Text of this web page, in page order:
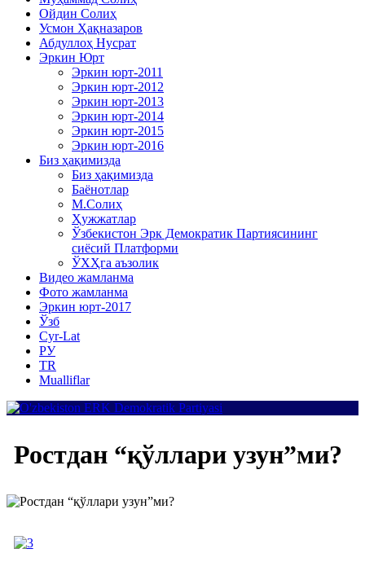
Ойдин Солиҳ
Усмон Ҳақназаров
Абдуллоҳ Нусрат
Эркин Юрт
Эркин юрт-2011
Эркин юрт-2012
Эркин юрт-2013
Эркин юрт-2014
Эркин юрт-2015
Эркин юрт-2016
Биз ҳақимизда
Биз ҳақимизда
Баёнотлар
М.Солиҳ
Ҳужжатлар
Ўзбекистон Эрк Демократик Партиясининг
сиёсий Платформи
ЎХҲга аъзолик
Видео жамланма
Фото жамланма
Эркин юрт-2017
Ўзб
Cyr-Lat
РУ
TR
Mualliflar
Ростдан “қўллари узун”ми?